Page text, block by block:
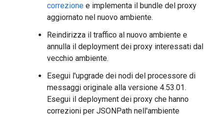
correzione e implementa il bundle del proxy
aggiornato nel nuovo ambiente.
Reindirizza il traffico al nuovo ambiente e
annulla il deployment dei proxy interessati dal
vecchio ambiente.
Esegui l'upgrade dei nodi del processore di
messaggi originale alla versione 4.53.01.
Esegui il deployment dei proxy che hanno
correzioni per JSONPath nell'ambiente